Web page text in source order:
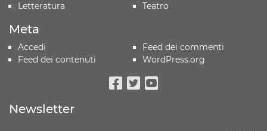
Letteratura
Teatro
Meta
Accedi
Feed dei contenuti
Feed dei commenti
WordPress.org
Newsletter